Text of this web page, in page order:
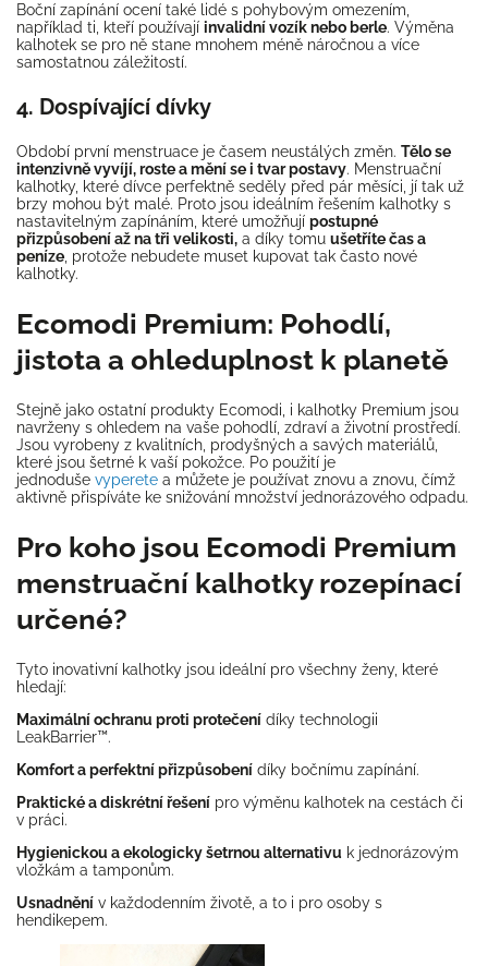
Boční zapínání ocení také lidé s pohybovým omezením,
například ti, kteří používají invalidní vozík nebo berle. Výměna
kalhotek se pro ně stane mnohem méně náročnou a více
samostatnou záležitostí.
4. Dospívající dívky
Období první menstruace je časem neustálých změn. Tělo se
intenzivně vyvíjí, roste a mění se i tvar postavy. Menstruační
kalhotky, které dívce perfektně seděly před pár měsíci, jí tak už
brzy mohou být malé. Proto jsou ideálním řešením kalhotky s
nastavitelným zapínáním, které umožňují postupné
přizpůsobení až na tři velikosti, a díky tomu ušetříte čas a
peníze , protože nebudete muset kupovat tak často nové
kalhotky.
Ecomodi Premium: Pohodlí,
jistota a ohleduplnost k planetě
Stejně jako ostatní produkty Ecomodi, i kalhotky Premium jsou
navrženy s ohledem na vaše pohodlí, zdraví a životní prostředí.
Jsou vyrobeny z kvalitních, prodyšných a savých materiálů,
které jsou šetrné k vaší pokožce. Po použití je
jednoduše vyperete a můžete je používat znovu a znovu, čímž
aktivně přispíváte ke snižování množství jednorázového odpadu.
Pro koho jsou Ecomodi Premium
menstruační kalhotky rozepínací
určené?
Tyto inovativní kalhotky jsou ideální pro všechny ženy, které
hledají:
Maximální ochranu proti protečení díky technologii
LeakBarrier™.
Komfort a perfektní přizpůsobení díky bočnímu zapínání.
Praktické a diskrétní řešení pro výměnu kalhotek na cestách či
v práci.
Hygienickou a ekologicky šetrnou alternativu k jednorázovým
vložkám a tamponům.
Usnadnění v každodenním životě, a to i pro osoby s
hendikepem.